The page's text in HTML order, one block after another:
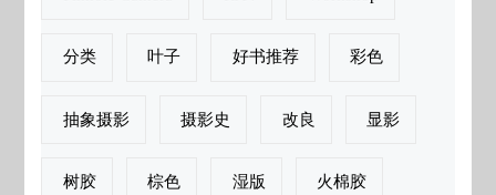
分类 叶子 好书推荐 彩色
抽象摄影 摄影史 改良 显影
树胶 棕色 湿版 火棉胶